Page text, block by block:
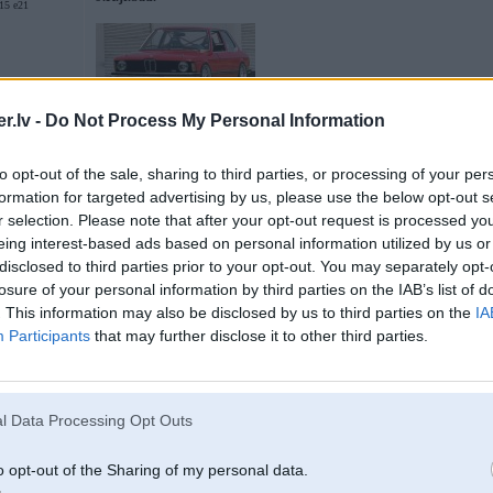
- Do Not Process My Personal Information
opt-out of the sale, sharing to third parties, or processing of your
for targeted advertising by us, please use the below opt-out
selection. Please note that after your opt-out request is processed
interest-based ads based on personal information utilized by us
to third parties prior to your opt-out. You may separately
of your personal information by third parties on the IAB’s list of
This information may also be disclosed by us to third parties on the
Participants that may further disclose it to other third parties.
Data Processing Opt Outs
opt-out of the Sharing of my personal data.
e21
04. Dec 2013, 16:49
Es jau šim izgāju cauri. No sākuma atjaunoju, beigās tāpat izgriezu.
dīzelis
uz melnas krasas jau kvepus neredz